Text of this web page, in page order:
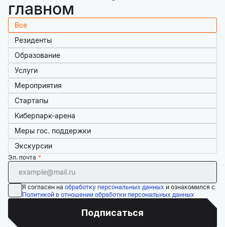
главном
Все
Резиденты
Образование
Услуги
Мероприятия
Стартапы
Киберпарк-арена
Меры гос. поддержки
Экскурсии
Эл. почта
Я согласен на обработку персональных данных и ознакомился с
Политикой в отношении обработки персональных данных
Подписаться